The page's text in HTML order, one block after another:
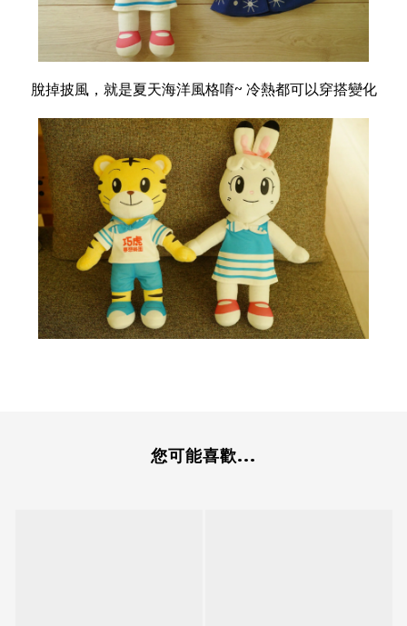
脫掉披風，就是夏天海洋風格唷~ 冷熱都可以穿搭變化
您可能喜歡...